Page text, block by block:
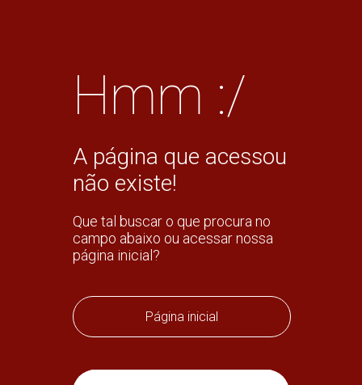
Hmm :/
A página que acessou
não existe!
Que tal buscar o que procura no
campo abaixo ou acessar nossa
página inicial?
Página inicial